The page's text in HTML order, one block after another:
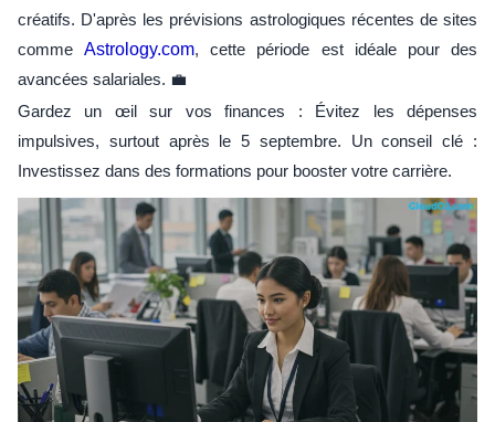
créatifs. D'après les prévisions astrologiques récentes de sites
commeAstrology.com, cette période est idéale pour des
avancées salariales. 💼
Gardez un œil sur vos finances : Évitez les dépenses
impulsives, surtout après le 5 septembre. Un conseil clé :
Investissez dans des formations pour booster votre carrière.